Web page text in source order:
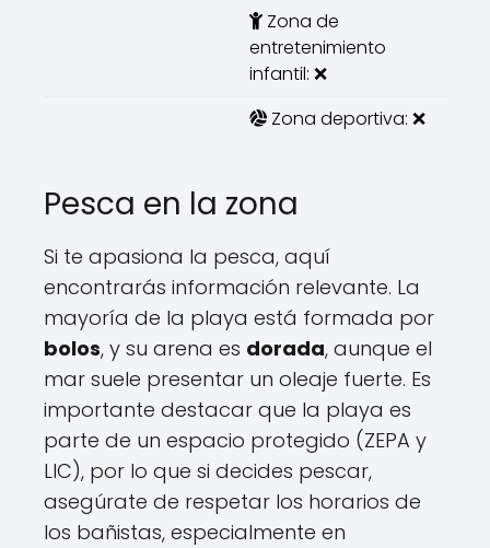
Zona de
entretenimiento
infantil: ❌
Zona deportiva: ❌
Pesca en la zona
Si te apasiona la pesca, aquí
encontrarás información relevante. La
mayoría de la playa está formada por
bolos, y su arena es dorada, aunque el
mar suele presentar un oleaje fuerte. Es
importante destacar que la playa es
parte de un espacio protegido (ZEPA y
LIC), por lo que si decides pescar,
asegúrate de respetar los horarios de
los bañistas, especialmente en